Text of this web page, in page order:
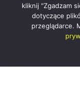
kliknij "Zgadzam
dotyczące
przeglądarce.